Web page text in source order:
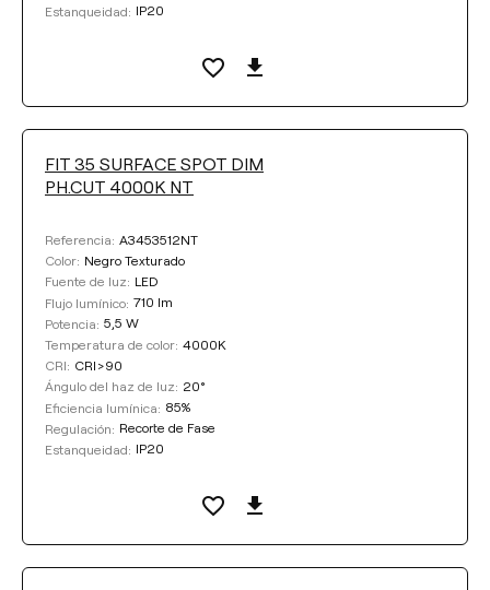
Estanqueidad: IP20
FIT 35 SURFACE SPOT DIM
PH.CUT 4000K NT
Referencia: A3453512NT
Color: Negro Texturado
Fuente de luz: LED
Flujo lumínico: 710 lm
Potencia: 5,5 W
Temperatura de color: 4000K
CRI: CRI>90
Ángulo del haz de luz: 20°
Eficiencia lumínica: 85%
Regulación: Recorte de Fase
Estanqueidad: IP20